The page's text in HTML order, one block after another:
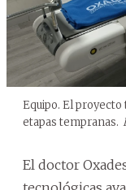
Equipo. El
etapas tempranas.
El doctor